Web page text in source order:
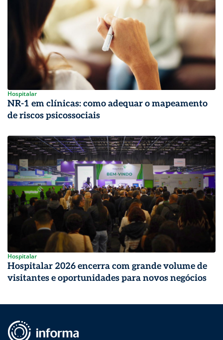
Hospitalar
NR-1 em clínicas: como adequar o mapeamento
de riscos psicossociais
Hospitalar
Hospitalar 2026 encerra com grande volume de
visitantes e oportunidades para novos negócios